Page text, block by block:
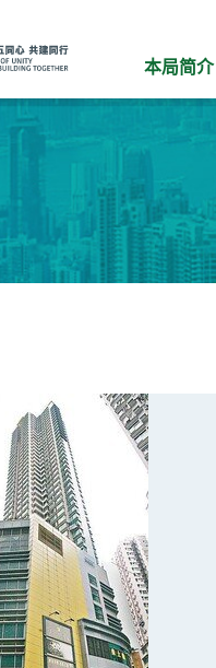
本局简介